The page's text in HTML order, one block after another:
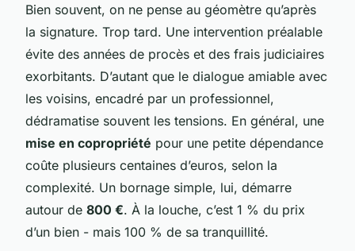
Bien souvent, on ne pense au géomètre qu’après
la signature. Trop tard. Une intervention préalable
évite des années de procès et des frais judiciaires
exorbitants. D’autant que le dialogue amiable avec
les voisins, encadré par un professionnel,
dédramatise souvent les tensions. En général, une
mise en copropriété pour une petite dépendance
coûte plusieurs centaines d’euros, selon la
complexité. Un bornage simple, lui, démarre
autour de 800 €. À la louche, c’est 1 % du prix
d’un bien - mais 100 % de sa tranquillité.